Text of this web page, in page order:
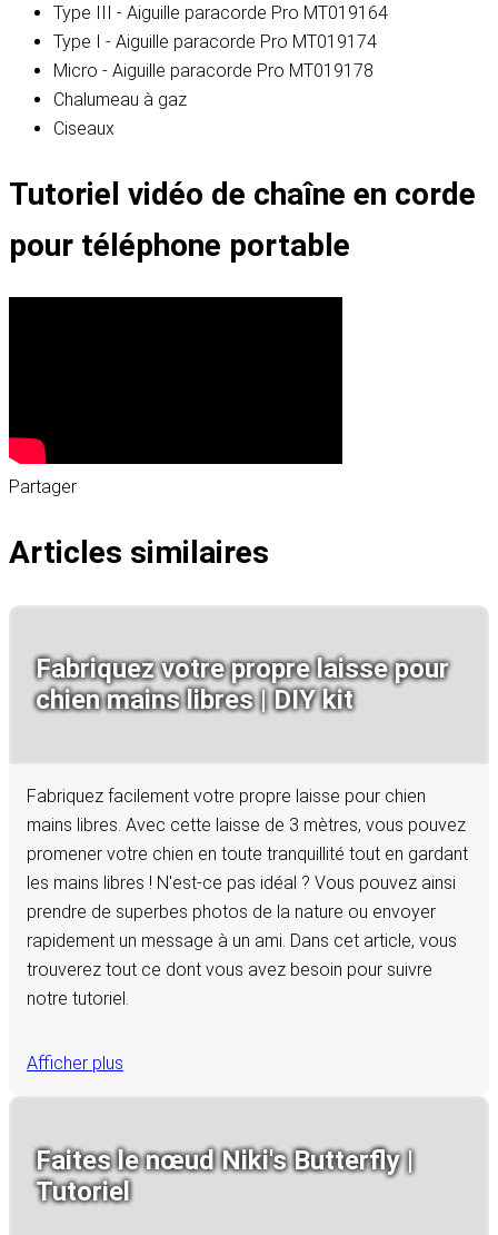
Type III - Aiguille paracorde Pro MT019164
Type I - Aiguille paracorde Pro MT019174
Micro - Aiguille paracorde Pro MT019178
Chalumeau à gaz
Ciseaux
Tutoriel vidéo de chaîne en corde
pour téléphone portable
Partager
Articles similaires
Fabriquez votre propre laisse pour
chien mains libres | DIY kit
Fabriquez facilement votre propre laisse pour chien
mains libres. Avec cette laisse de 3 mètres, vous pouvez
promener votre chien en toute tranquillité tout en gardant
les mains libres ! N'est-ce pas idéal ? Vous pouvez ainsi
prendre de superbes photos de la nature ou envoyer
rapidement un message à un ami. Dans cet article, vous
trouverez tout ce dont vous avez besoin pour suivre
notre tutoriel.
Afficher plus
Faites le nœud Niki's Butterfly |
Tutoriel